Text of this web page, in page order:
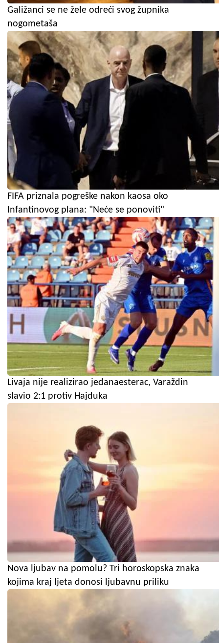
Galižanci se ne žele odreći svog župnika
nogometaša
FIFA priznala pogreške nakon kaosa oko
Infantinovog plana: "Neće se ponoviti"
Livaja nije realizirao jedanaesterac, Varaždin
slavio 2:1 protiv Hajduka
Nova ljubav na pomolu? Tri horoskopska znaka
kojima kraj ljeta donosi ljubavnu priliku